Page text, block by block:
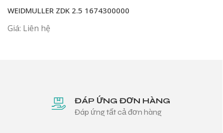
WEIDMULLER ZDK 2.5 1674300000
Giá: Liên hệ
ĐÁP ỨNG ĐƠN HÀNG
Đáp ứng tất cả đơn hàng